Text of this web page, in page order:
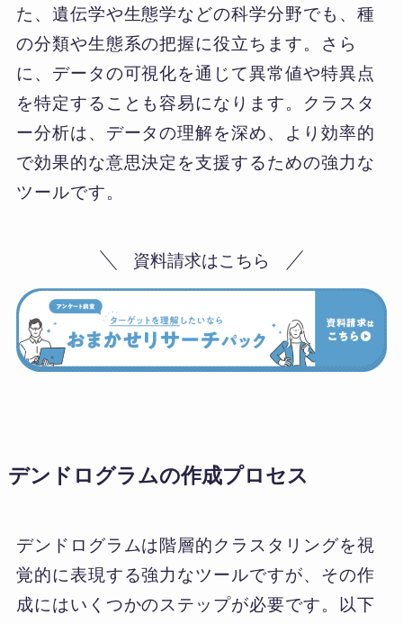
た、遺伝学や生態学などの科学分野でも、種
の分類や生態系の把握に役立ちます。さら
に、データの可視化を通じて異常値や特異点
を特定することも容易になります。クラスタ
ー分析は、データの理解を深め、より効率的
で効果的な意思決定を支援するための強力な
ツールです。
資料請求はこちら
デンドログラムの作成プロセス
デンドログラムは階層的クラスタリングを視
覚的に表現する強力なツールですが、その作
成にはいくつかのステップが必要です。以下